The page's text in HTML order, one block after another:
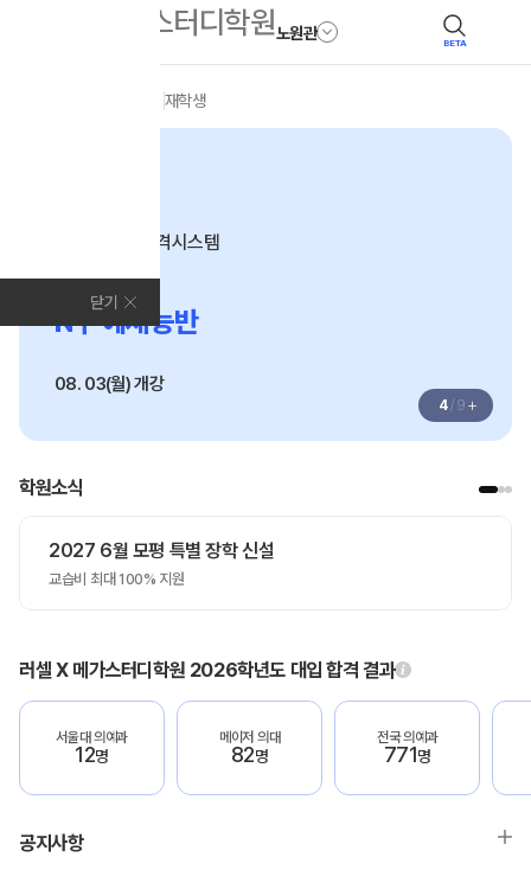
노원관 BETA
닫기
재학생
수준별 맞춤합격시스템
2027
N수 예체능반
08. 03(월) 개강
4/ 9 +
학원소식
2027 6월 모평 특별 장학 신설
교습비 최대 100% 지원
러셀 X 메가스터디학원 2026학년도 대입 합격 결과
서울대 의예과
12명
메이저 의대
82명
전국 의예과
771명
공지사항